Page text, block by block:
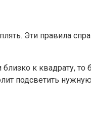
Эти правила
к квадрату, то
подсветить